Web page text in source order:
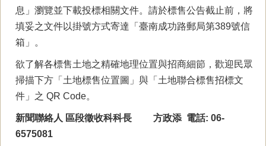
息」瀏覽並下載投標相關文件。請於標售公告截止前，將
填妥之文件以掛號方式寄達「臺南成功路郵局第389號信
箱」。
欲了解各標售土地之精確地理位置與招商細節，歡迎民眾
掃描下方「土地標售位置圖」與「土地聯合標售招標文
件」之 QR Code。
新聞聯絡人 區段徵收科科長 方政添 電話: 06-
6575081